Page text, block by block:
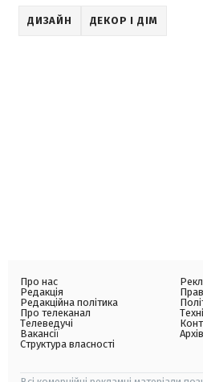
ДИЗАЙН ДЕКОР І ДІМ
Про нас
Редакція
Редакційна політика
Про телеканал
Телеведучі
Вакансії
Структура власності
Архів